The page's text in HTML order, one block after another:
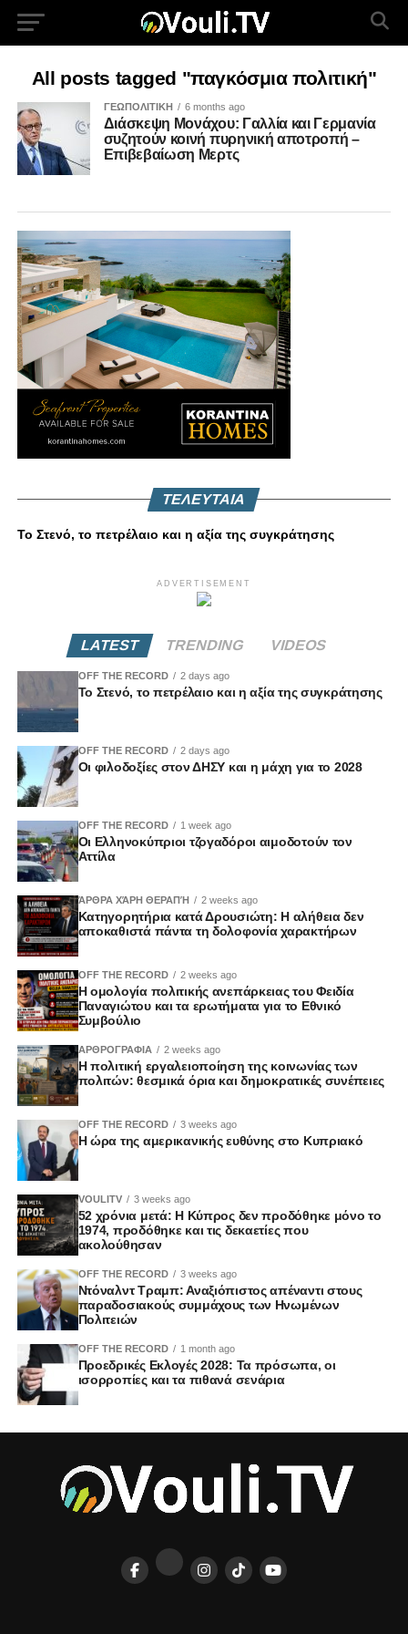
All posts tagged "παγκόσμια πολιτική"
ΓΕΩΠΟΛΙΤΙΚΗ 6 months ago
Διάσκεψη Μονάχου: Γαλλία και Γερμανία
συζητούν κοινή πυρηνική αποτροπή –
Επιβεβαίωση Μερτς
ΤΕΛΕΥΤΑΙΑ
Το Στενό, το πετρέλαιο και η αξία της συγκράτησης
ADVERTISEMENT
LATEST TRENDING VIDEOS
OFF THE RECORD 2 days ago
Το Στενό, το πετρέλαιο και η αξία της συγκράτησης
OFF THE RECORD 2 days ago
Οι φιλοδοξίες στον ΔΗΣΥ και η μάχη για το 2028
OFF THE RECORD 1 week ago
Οι Ελληνοκύπριοι τζογαδόροι αιμοδοτούν τον
Αττίλα
ΆΡΘΡΑ ΧΆΡΗ ΘΕΡΑΠΉ 2 weeks ago
Κατηγορητήρια κατά Δρουσιώτη: Η αλήθεια δεν
αποκαθιστά πάντα τη δολοφονία χαρακτήρων
OFF THE RECORD 2 weeks ago
Η ομολογία πολιτικής ανεπάρκειας του Φειδία
Παναγιώτου και τα ερωτήματα για το Εθνικό
Συμβούλιο
ΑΡΘΡΟΓΡΑΦΙΑ 2 weeks ago
Η πολιτική εργαλειοποίηση της κοινωνίας των
πολιτών: θεσμικά όρια και δημοκρατικές συνέπειες
OFF THE RECORD 3 weeks ago
Η ώρα της αμερικανικής ευθύνης στο Κυπριακό
VOULITV 3 weeks ago
52 χρόνια μετά: Η Κύπρος δεν προδόθηκε μόνο το
1974, προδόθηκε και τις δεκαετίες που
ακολούθησαν
OFF THE RECORD 3 weeks ago
Ντόναλντ Τραμπ: Αναξιόπιστος απέναντι στους
παραδοσιακούς συμμάχους των Ηνωμένων
Πολιτειών
OFF THE RECORD 1 month ago
Προεδρικές Εκλογές 2028: Τα πρόσωπα, οι
ισορροπίες και τα πιθανά σενάρια